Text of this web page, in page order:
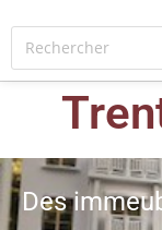
Des